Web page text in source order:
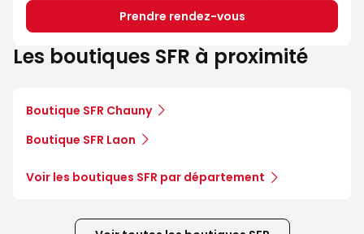
Prendre rendez-vous
Les boutiques SFR à proximité
Boutique SFR Chauny
Boutique SFR Laon
Voir les boutiques SFR par département